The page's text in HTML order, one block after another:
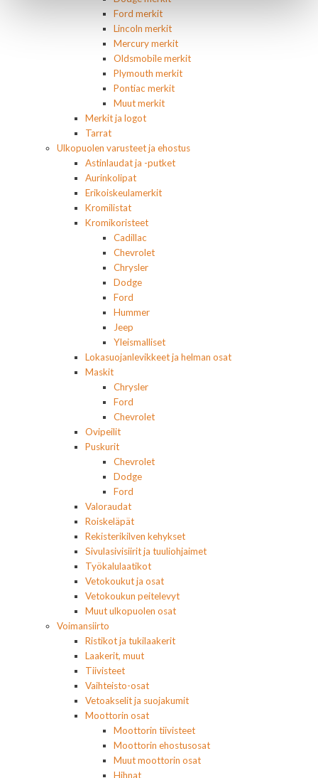
Ford merkit
Lincoln merkit
Mercury merkit
Oldsmobile merkit
Plymouth merkit
Pontiac merkit
Muut merkit
Merkit ja logot
Tarrat
Ulkopuolen varusteet ja ehostus
Astinlaudat ja -putket
Aurinkolipat
Erikoiskeulamerkit
Kromilistat
Kromikoristeet
Cadillac
Chevrolet
Chrysler
Dodge
Ford
Hummer
Jeep
Yleismalliset
Lokasuojanlevikkeet ja helman osat
Maskit
Chrysler
Ford
Chevrolet
Ovipeilit
Puskurit
Chevrolet
Dodge
Ford
Valoraudat
Roiskeläpät
Rekisterikilven kehykset
Sivulasivisiirit ja tuuliohjaimet
Työkalulaatikot
Vetokoukut ja osat
Vetokoukun peitelevyt
Muut ulkopuolen osat
Voimansiirto
Ristikot ja tukilaakerit
Laakerit, muut
Tiivisteet
Vaihteisto-osat
Vetoakselit ja suojakumit
Moottorin osat
Moottorin tiivisteet
Moottorin ehostusosat
Muut moottorin osat
Hihnat